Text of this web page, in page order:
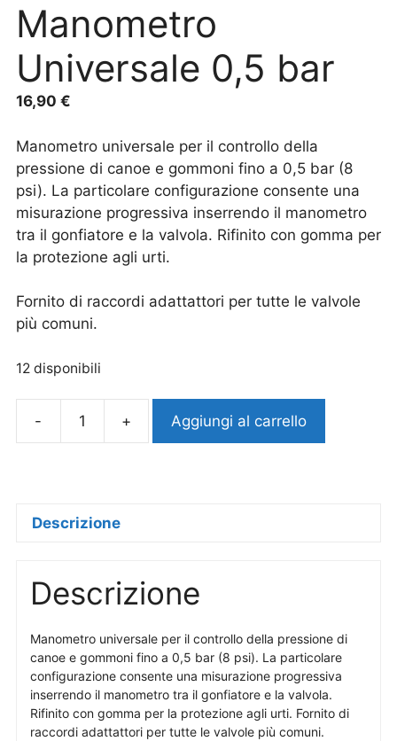
Manometro
Universale 0,5 bar
16,90 €
Manometro universale per il controllo della
pressione di canoe e gommoni fino a 0,5 bar (8
psi). La particolare configurazione consente una
misurazione progressiva inserrendo il manometro
tra il gonfiatore e la valvola. Rifinito con gomma per
la protezione agli urti.
Fornito di raccordi adattattori per tutte le valvole
più comuni.
12 disponibili
- + Aggiungi al carrello
Descrizione
Descrizione
Manometro universale per il controllo della pressione di
canoe e gommoni fino a 0,5 bar (8 psi). La particolare
configurazione consente una misurazione progressiva
inserrendo il manometro tra il gonfiatore e la valvola.
Rifinito con gomma per la protezione agli urti. Fornito di
raccordi adattattori per tutte le valvole più comuni.